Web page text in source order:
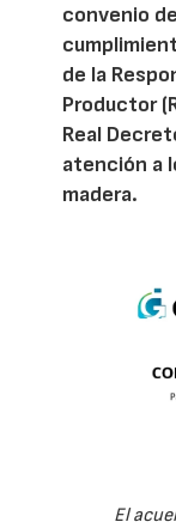
convenio
de la
Productor
Real
atención a
madera.
El